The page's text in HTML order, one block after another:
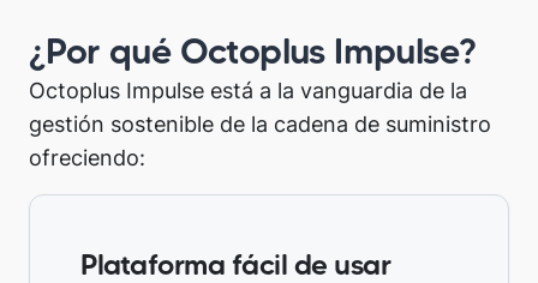
¿Por qué Octoplus Impulse?
Octoplus Impulse está a la vanguardia de la
gestión sostenible de la cadena de suministro
ofreciendo:
Plataforma fácil de usar